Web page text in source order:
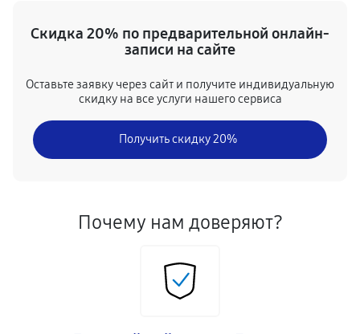
Скидка 20% по предварительной онлайн-
записи на сайте
Оставьте заявку через сайт и получите индивидуальную
скидку на все услуги нашего сервиса
Получить скидку 20%
Почему нам доверяют?